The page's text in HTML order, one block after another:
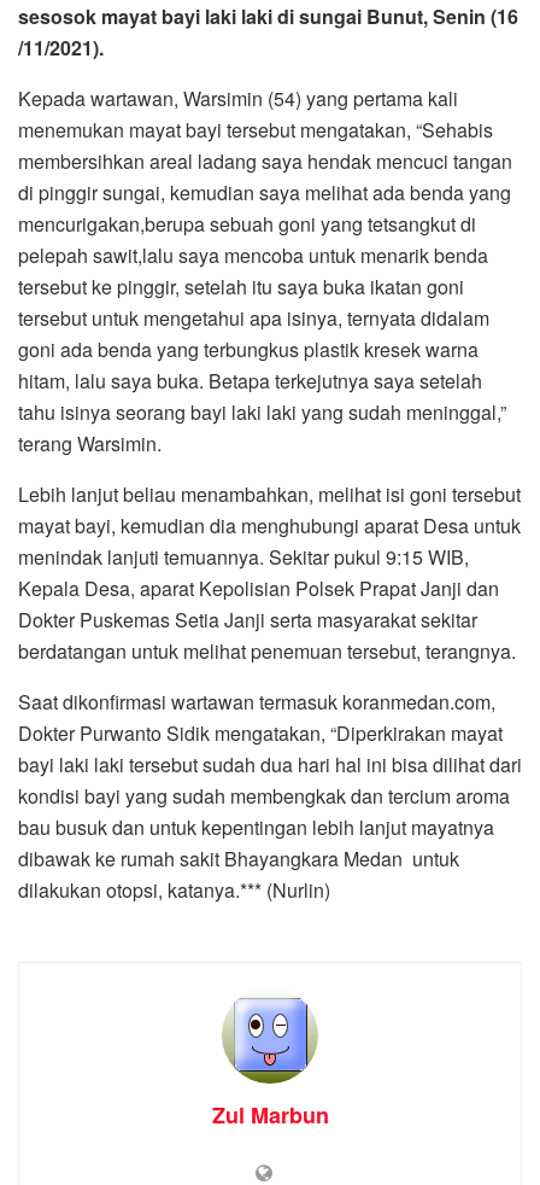
sesosok mayat bayi laki laki di sungai Bunut, Senin (16
/11/2021).
Kepada wartawan, Warsimin (54) yang pertama kali
menemukan mayat bayi tersebut mengatakan, “Sehabis
membersihkan areal ladang saya hendak mencuci tangan
di pinggir sungai, kemudian saya melihat ada benda yang
mencurigakan,berupa sebuah goni yang tetsangkut di
pelepah sawit,lalu saya mencoba untuk menarik benda
tersebut ke pinggir, setelah itu saya buka ikatan goni
tersebut untuk mengetahui apa isinya, ternyata didalam
goni ada benda yang terbungkus plastik kresek warna
hitam, lalu saya buka. Betapa terkejutnya saya setelah
tahu isinya seorang bayi laki laki yang sudah meninggal,”
terang Warsimin.
Lebih lanjut beliau menambahkan, melihat isi goni tersebut
mayat bayi, kemudian dia menghubungi aparat Desa untuk
menindak lanjuti temuannya. Sekitar pukul 9:15 WIB,
Kepala Desa, aparat Kepolisian Polsek Prapat Janji dan
Dokter Puskemas Setia Janji serta masyarakat sekitar
berdatangan untuk melihat penemuan tersebut, terangnya.
Saat dikonfirmasi wartawan termasuk koranmedan.com,
Dokter Purwanto Sidik mengatakan, “Diperkirakan mayat
bayi laki laki tersebut sudah dua hari hal ini bisa dilihat dari
kondisi bayi yang sudah membengkak dan tercium aroma
bau busuk dan untuk kepentingan lebih lanjut mayatnya
dibawak ke rumah sakit Bhayangkara Medan untuk
dilakukan otopsi, katanya.*** (Nurlin)
Zul Marbun